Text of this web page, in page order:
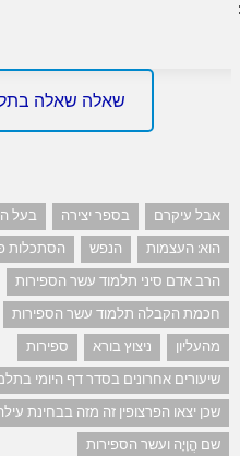
שאלה שאלה
אבל עיקרם בספר יצירה בעל
הוא: העצמות
הנפש
הסתכלות
הרב אדם סיני תלמוד עשר הספירות
חכמת הקבלה תלמוד עשר הספירות
מהעליון
ניצוץ בורא
ספירות
שיעורים אחרונים בסדר דף היומי
שכן יצאו הפרצופין זה מזה בבחינת
שם הֲוָיָה ועשר הספירות